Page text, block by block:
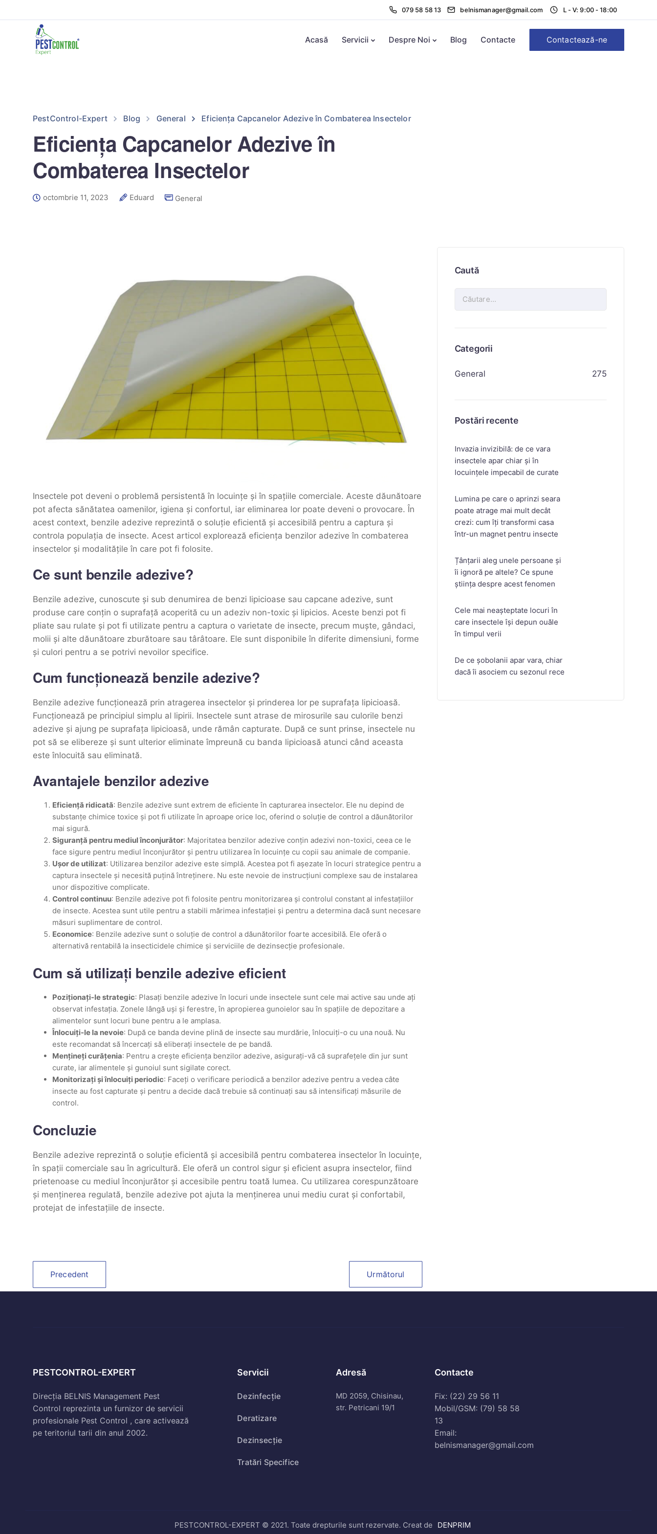
079 58 58 13 belnismanager@gmail.com L - V: 9:00 - 18:00
Acasă Servicii Despre Noi Blog Contacte Contactează-ne
PestControl-Expert Blog General Eficiența Capcanelor Adezive în Combaterea Insectelor
Eficiența Capcanelor Adezive în
Combaterea Insectelor
octombrie 11, 2023 Eduard General
Insectele pot deveni o problemă persistentă în locuințe și în spațiile comerciale. Aceste dăunătoare
pot afecta sănătatea oamenilor, igiena și confortul, iar eliminarea lor poate deveni o provocare. În
acest context, benzile adezive reprezintă o soluție eficientă și accesibilă pentru a captura și
controla populația de insecte. Acest articol explorează eficiența benzilor adezive în combaterea
insectelor și modalitățile în care pot fi folosite.
Ce sunt benzile adezive?
Benzile adezive, cunoscute și sub denumirea de benzi lipicioase sau capcane adezive, sunt
produse care conțin o suprafață acoperită cu un adeziv non-toxic și lipicios. Aceste benzi pot fi
pliate sau rulate și pot fi utilizate pentru a captura o varietate de insecte, precum muște, gândaci,
molii și alte dăunătoare zburătoare sau târâtoare. Ele sunt disponibile în diferite dimensiuni, forme
și culori pentru a se potrivi nevoilor specifice.
Cum funcționează benzile adezive?
Benzile adezive funcționează prin atragerea insectelor și prinderea lor pe suprafața lipicioasă.
Funcționează pe principiul simplu al lipirii. Insectele sunt atrase de mirosurile sau culorile benzi
adezive și ajung pe suprafața lipicioasă, unde rămân capturate. După ce sunt prinse, insectele nu
pot să se elibereze și sunt ulterior eliminate împreună cu banda lipicioasă atunci când aceasta
este înlocuită sau eliminată.
Avantajele benzilor adezive
Eficiență ridicată: Benzile adezive sunt extrem de eficiente în capturarea insectelor. Ele nu depind de
substanțe chimice toxice și pot fi utilizate în aproape orice loc, oferind o soluție de control a dăunătorilor
mai sigură.
Siguranță pentru mediul înconjurător: Majoritatea benzilor adezive conțin adezivi non-toxici, ceea ce le
face sigure pentru mediul înconjurător și pentru utilizarea în locuințe cu copii sau animale de companie.
Ușor de utilizat: Utilizarea benzilor adezive este simplă. Acestea pot fi așezate în locuri strategice pentru a
captura insectele și necesită puțină întreținere. Nu este nevoie de instrucțiuni complexe sau de instalarea
unor dispozitive complicate.
Control continuu: Benzile adezive pot fi folosite pentru monitorizarea și controlul constant al infestațiilor
de insecte. Acestea sunt utile pentru a stabili mărimea infestației și pentru a determina dacă sunt necesare
măsuri suplimentare de control.
Economice: Benzile adezive sunt o soluție de control a dăunătorilor foarte accesibilă. Ele oferă o
alternativă rentabilă la insecticidele chimice și serviciile de dezinsecție profesionale.
Cum să utilizați benzile adezive eficient
Poziționați-le strategic: Plasați benzile adezive în locuri unde insectele sunt cele mai active sau unde ați
observat infestația. Zonele lângă uși și ferestre, în apropierea gunoielor sau în spațiile de depozitare a
alimentelor sunt locuri bune pentru a le amplasa.
Înlocuiți-le la nevoie: După ce banda devine plină de insecte sau murdărie, înlocuiți-o cu una nouă. Nu
este recomandat să încercați să eliberați insectele de pe bandă.
Mențineți curățenia: Pentru a crește eficiența benzilor adezive, asigurați-vă că suprafețele din jur sunt
curate, iar alimentele și gunoiul sunt sigilate corect.
Monitorizați și înlocuiți periodic: Faceți o verificare periodică a benzilor adezive pentru a vedea câte
insecte au fost capturate și pentru a decide dacă trebuie să continuați sau să intensificați măsurile de
control.
Concluzie
Benzile adezive reprezintă o soluție eficientă și accesibilă pentru combaterea insectelor în locuințe,
în spații comerciale sau în agricultură. Ele oferă un control sigur și eficient asupra insectelor, fiind
prietenoase cu mediul înconjurător și accesibile pentru toată lumea. Cu utilizarea corespunzătoare
și menținerea regulată, benzile adezive pot ajuta la menținerea unui mediu curat și confortabil,
protejat de infestațiile de insecte.
Precedent Următorul
Caută
Categorii
General 275
Postări recente
Invazia invizibilă: de ce vara
insectele apar chiar și în
locuințele impecabil de curate
Lumina pe care o aprinzi seara
poate atrage mai mult decât
crezi: cum îți transformi casa
într-un magnet pentru insecte
Țânțarii aleg unele persoane și
îi ignoră pe altele? Ce spune
știința despre acest fenomen
Cele mai neașteptate locuri în
care insectele își depun ouăle
în timpul verii
De ce șobolanii apar vara, chiar
dacă îi asociem cu sezonul rece
PESTCONTROL-EXPERT
Direcția BELNIS Management Pest
Control reprezinta un furnizor de servicii
profesionale Pest Control , care activează
pe teritoriul tarii din anul 2002.
Servicii
Dezinfecție
Deratizare
Dezinsecție
Tratări Specifice
Adresă
MD 2059, Chisinau,
str. Petricani 19/1
Contacte
Fix: (22) 29 56 11
Mobil/GSM: (79) 58 58
13
Email:
belnismanager@gmail.com
PESTCONTROL-EXPERT © 2021. Toate drepturile sunt rezervate. Creat de DENPRIM